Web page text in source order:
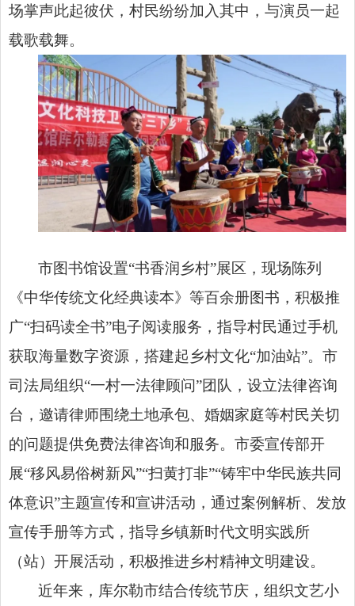
场掌声此起彼伏，村民纷纷加入其中，与演员一起
载歌载舞。
市图书馆设置“书香润乡村”展区，现场陈列
《中华传统文化经典读本》等百余册图书，积极推
广“扫码读全书”电子阅读服务，指导村民通过手机
获取海量数字资源，搭建起乡村文化“加油站”。市
司法局组织“一村一法律顾问”团队，设立法律咨询
台，邀请律师围绕土地承包、婚姻家庭等村民关切
的问题提供免费法律咨询和服务。市委宣传部开
展“移风易俗树新风”“扫黄打非”“铸牢中华民族共同
体意识”主题宣传和宣讲活动，通过案例解析、发放
宣传手册等方式，指导乡镇新时代文明实践所
（站）开展活动，积极推进乡村精神文明建设。
近年来，库尔勒市结合传统节庆，组织文艺小